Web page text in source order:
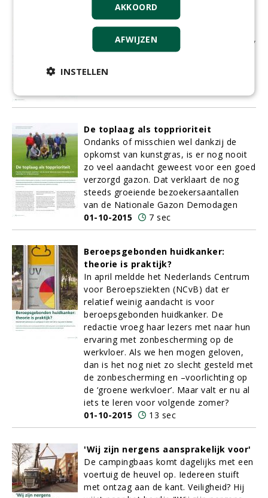
Groene innovaties
Het idee dat er zoiets als een
gebalanceerde en rustige markt ontstaat,
is een farce
De toplaag als topprioriteit
Ondanks of misschien wel dankzij de
opkomst van kunstgras, is er nog nooit
zo veel aandacht geweest voor een goed
verzorgd gazon. Dat verklaart de nog
steeds groeiende bezoekersaantallen
van de Nationale Gazon Demodagen
01-10-2015
7 sec
Beroepsgebonden huidkanker:
theorie is praktijk?
In april meldde het Nederlands Centrum
voor Beroepsziekten (NCvB) dat er
relatief weinig aandacht is voor
beroepsgebonden huidkanker. De
redactie vroeg haar lezers met naar hun
ervaring met zonbescherming op de
werkvloer. Als we hen mogen geloven,
dan is het nog niet zo slecht gesteld met
de zonbescherming en –voorlichting op
de ‘groene werkvloer’. Maar valt er nu al
iets te leren voor volgende zomer?
01-10-2015
13 sec
'Wij zijn nergens aansprakelijk voor'
De campingbaas komt dagelijks met een
voertuig de heuvel op. Iedereen stuift
met ontzag aan de kant. Veiligheid? Hij
AKKOORD
AFWIJZEN
INSTELLEN